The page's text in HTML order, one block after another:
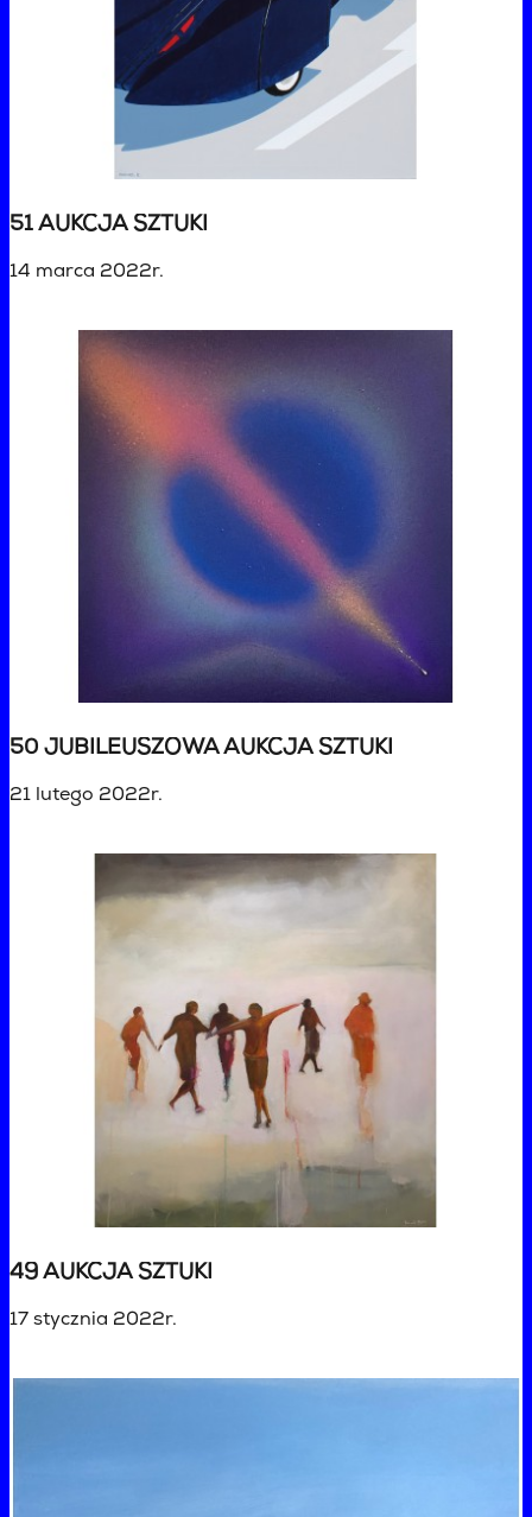
51 AUKCJA SZTUKI
14 marca 2022r.
50 JUBILEUSZOWA AUKCJA SZTUKI
21 lutego 2022r.
49 AUKCJA SZTUKI
17 stycznia 2022r.